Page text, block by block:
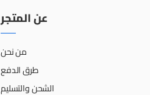
عن المتجر
من نحن
طرق الدفع
الشحن والتسليم